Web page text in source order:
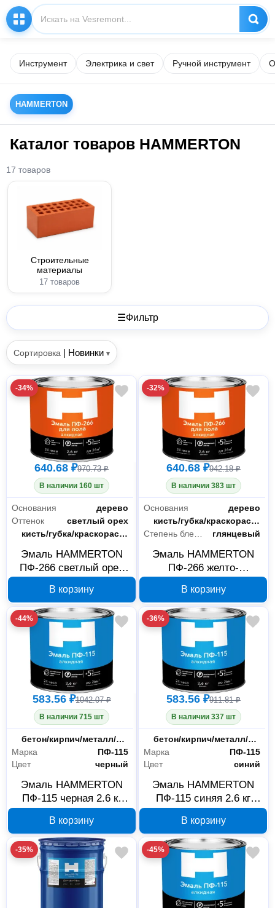
Инструмент Электрика и свет Ручной инструмент
HAMMERTON
Каталог товаров HAMMERTON
17 товаров
Строительные
материалы
17 товаров
☰Фильтр
Сортировка | Новинки ▾
-34%
640.68 ₽970.73 ₽
В наличии 160 шт
Основания
дерево
Оттенок
светлый орех
Способ нанесения
кисть/губка/краскораспылитель
Эмаль HAMMERTON
ПФ-266 светлый орех
В корзину
-32%
640.68 ₽942.18 ₽
В наличии 383 шт
Основания
дерево
Способ нанесения
кисть/губка/краскораспылитель
глянцевый
Эмаль HAMMERTON
ПФ-266 желто-
212026
В корзину
-44%
583.56 ₽1042.07 ₽
В наличии 715 шт
Основания
бетон/кирпич/металл/дерево/минеральные поверхности
Марка
ПФ-115
Цвет
черный
Эмаль HAMMERTON
ПФ-115 черная 2.6 кг
В корзину
-36%
583.56 ₽911.81 ₽
В наличии 337 шт
Основания
бетон/кирпич/металл/дерево/минеральные поверхности
Марка
ПФ-115
Цвет
синий
Эмаль HAMMERTON
ПФ-115 синяя 2.6 кг
В корзину
-35% -45%